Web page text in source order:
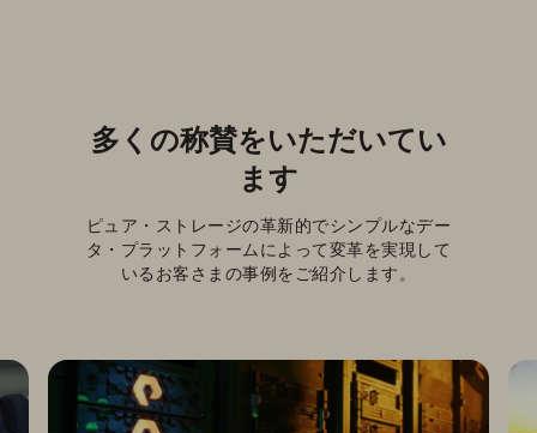
多くの称賛をいただいてい
ます
ピュア・ストレージの革新的でシンプルなデー
タ・プラットフォームによって変革を実現して
いるお客さまの事例をご紹介します。